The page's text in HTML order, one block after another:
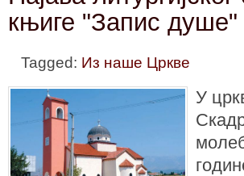
књиге "Запис
Tagged: Из наше Цркве
У